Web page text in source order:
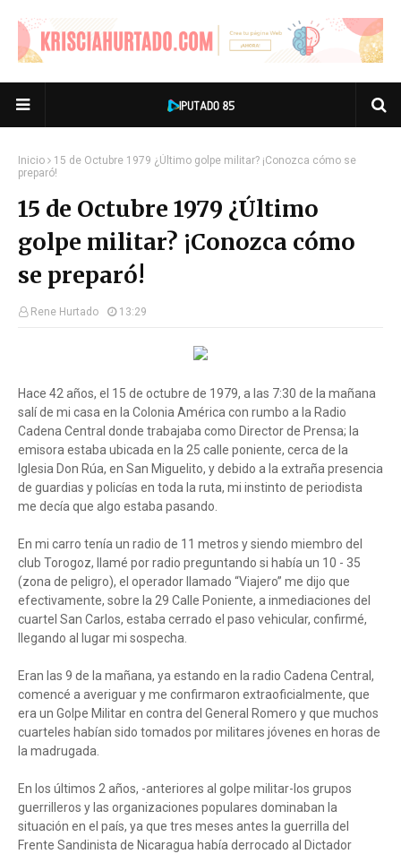
Inicio
15 de Octubre 1979 ¿Último golpe militar? ¡Conozca cómo se
preparó!
15 de Octubre 1979 ¿Último
golpe militar? ¡Conozca cómo
se preparó!
Rene Hurtado 13:29
Hace 42 años, el 15 de octubre de 1979, a las 7:30 de la mañana
salí de mi casa en la Colonia América con rumbo a la Radio
Cadena Central donde trabajaba como Director de Prensa; la
emisora estaba ubicada en la 25 calle poniente, cerca de la
Iglesia Don Rúa, en San Miguelito, y debido a la extraña presencia
de guardias y policías en toda la ruta, mi instinto de periodista
me decía que algo estaba pasando.
En mi carro tenía un radio de 11 metros y siendo miembro del
club Torogoz, llamé por radio preguntando si había un 10 - 35
(zona de peligro), el operador llamado “Viajero” me dijo que
efectivamente, sobre la 29 Calle Poniente, a inmediaciones del
cuartel San Carlos, estaba cerrado el paso vehicular, confirmé,
llegando al lugar mi sospecha.
Eran las 9 de la mañana, ya estando en la radio Cadena Central,
comencé a averiguar y me confirmaron extraoficialmente, que
era un Golpe Militar en contra del General Romero y que muchos
cuarteles habían sido tomados por militares jóvenes en horas de
la madrugada.
En los últimos 2 años, -anteriores al golpe militar-los grupos
guerrilleros y las organizaciones populares dominaban la
situación en el país, ya que tres meses antes la guerrilla del
Frente Sandinista de Nicaragua había derrocado al Dictador